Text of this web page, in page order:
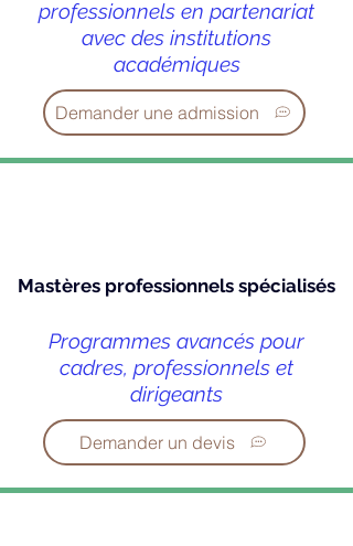
professionnels en partenariat
avec des institutions
académiques
Demander une admission
Mastères professionnels spécialisés
Programmes avancés pour
cadres, professionnels et
dirigeants
Demander un devis